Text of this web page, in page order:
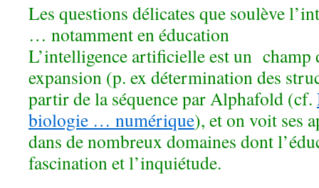
Les questions délicates que soulève
… notamment en éducation
L’intelligence artificielle est un champ
expansion (p. ex détermination des
partir de la séquence par Alphafold (cf.
biologie … numérique), et on voit ses
dans de nombreux domaines dont
fascination et l’inquiétude.